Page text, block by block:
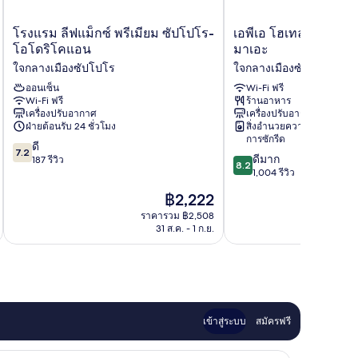
โรงแรม
ลีฟแม็กซ์
พรีเมียม
ซัป
โปโร-
โอ
โด
ริ
โค
แอน
โรงแรม ลีฟแม็กซ์ พรีเมียม ซัปโปโร-
โอโดริโคแอน
ใจกลางเมืองซัปโปโร
ออนเซ็น
Wi-Fi ฟรี
เครื่องปรับอากาศ
ฝ่ายต้อนรับ 24 ชั่วโมง
7.2
จาก
7.2 ดี
187 รีวิว
ราคา
ปัจจุบัน
คือ
฿2,222
ราคารวม ฿2,508
31 ส.ค. - 1 ก.ย.
เอ
พีเอ
โฮ
เทล
ซัป
โปโร
ซุ
ซุกิ
โนะ
เอกิ
มา
ซัป
เอพีเอ โฮเทล ซัปโปโ
มาเอะ
ใจกลางเมืองซัปโปโร
Wi-Fi ฟรี
ร้านอาหาร
เครื่องปรับอากาศ
สิ่งอำนวยความสะดวกใน
การซักรีด
8.2
จาก
รีวิว
8.2 ดีมาก
1,004 รีวิว
เข้าสู่ระบบ สมัครฟรี